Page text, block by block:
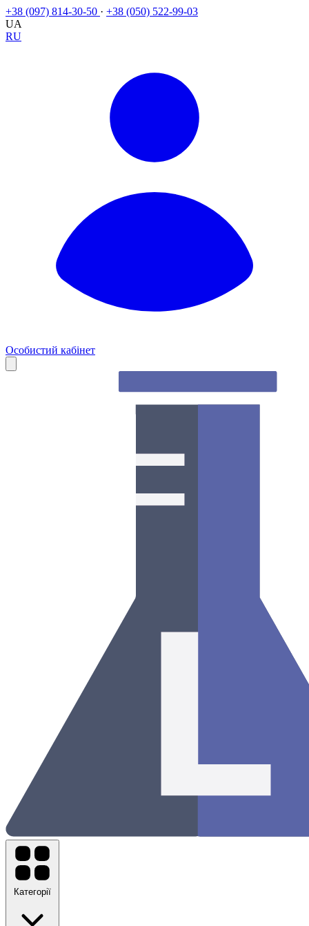
+38 (097) 814-30-50 · +38 (050) 522-99-03
UA
RU
Особистий кабінет
Категорії